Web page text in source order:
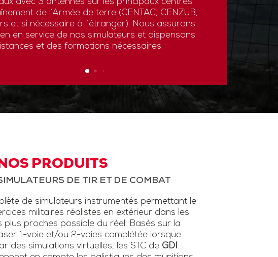
avec 3 antennes sur les principaux centres
de l’Armée de terre (CENTAC, CENZUB,
et si nécessaire à l’étranger). Nous assurons
en service de nos simulateurs et dispensons
et des formations nécessaires.
PRODUITS
DE TIR ET DE COMBAT
de simulateurs instrumentés permettant le
militaires réalistes en extérieur dans les
plus proches possible du réel. Basés sur la
1-voie et/ou 2-voies complétée lorsque
des simulations virtuelles, les STC de GDI